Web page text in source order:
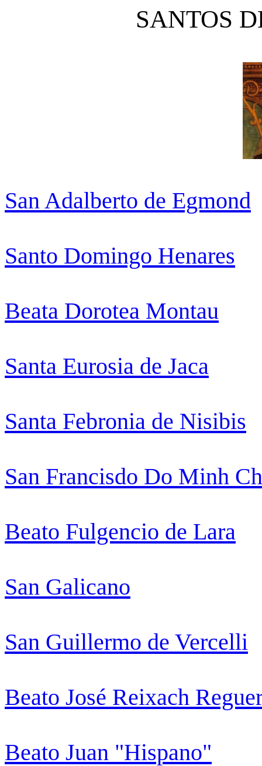
SANTOS
San Adalberto de Egmond
Santo Domingo Henares
Beata Dorotea Montau
Santa Eurosia de Jaca
Santa Febronia de Nisibis
San Francisdo Do Minh
Beato Fulgencio de Lara
San Galicano
San Guillermo de Vercelli
Beato José Reixach
Beato Juan "Hispano"